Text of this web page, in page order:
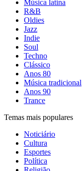
Música latina
R&B
Oldies
Jazz
Indie
Soul
Techno
Clássico
Anos 80
Música tradicional
Anos 90
Trance
Temas mais populares
Noticiário
Cultura
Esportes
Política